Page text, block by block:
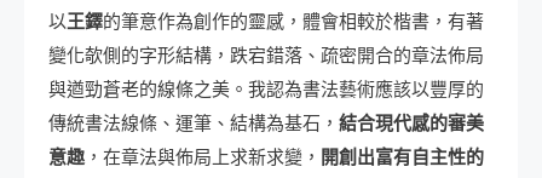
以王鐸的筆意作為創作的靈感，體會相較於楷書，有著
變化欹側的字形結構，跌宕錯落、疏密開合的章法佈局
與遒勁蒼老的線條之美。我認為書法藝術應該以豐厚的
傳統書法線條、運筆、結構為基石， 結合現代感的審美
意趣，在章法與佈局上求新求變， 開創出富有自主性的